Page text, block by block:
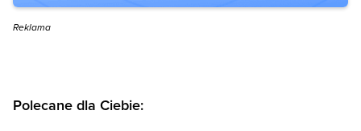
Reklama
Polecane dla Ciebie: